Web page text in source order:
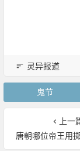
灵异报道
鬼节
上一
唐朝哪位帝王用掷骰子赌输赢的方法让